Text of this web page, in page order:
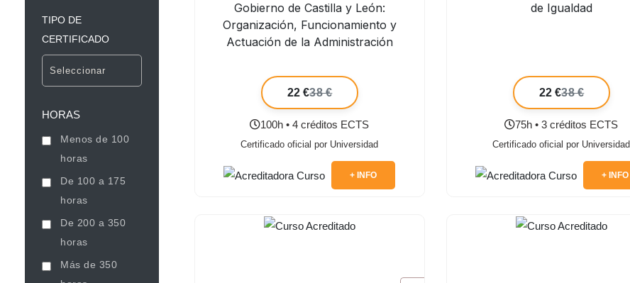
TIPO DE
CERTIFICADO
HORAS
Menos de 100
horas
De 100 a 175
horas
De 200 a 350
horas
Más de 350
Gobierno de Castilla y León:
Organización, Funcionamiento y
Actuación de la Administración
22 €38 €
100h • 4 créditos ECTS
Certificado oficial por Universidad
+ INFO
de Igualdad
22 €38 €
75h • 3 créditos ECTS
Certificado oficial por Universidad
+ INFO